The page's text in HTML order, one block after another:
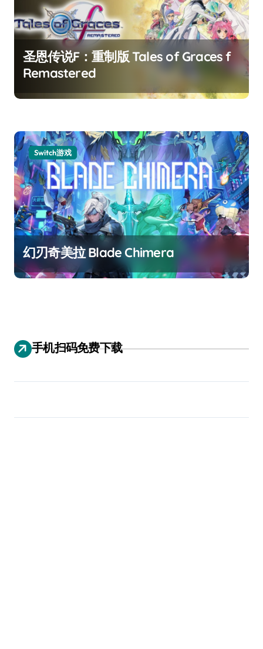
圣恩传说F：重制版 Tales of Graces f
Remastered
Switch游戏
幻刃奇美拉 Blade Chimera
手机扫码免费下载